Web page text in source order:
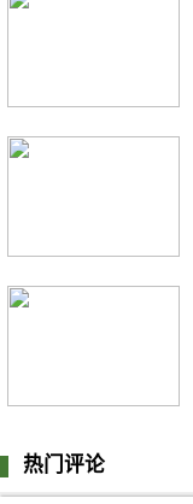
热门评论